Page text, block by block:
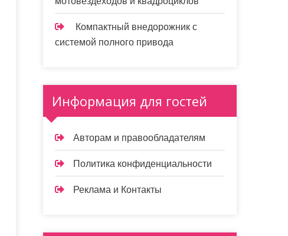
Компактный внедорожник с
системой полного привода
Информация для гостей
Авторам и правообладателям
Политика конфиденциальности
Реклама и Контакты